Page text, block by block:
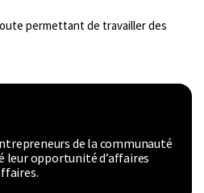
permettant de travailler des
de la communauté
leur opportunité d’affaires